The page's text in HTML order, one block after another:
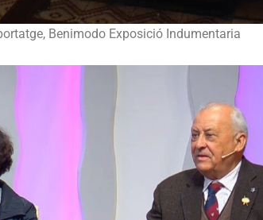
Benimodo Exposició Indumentaria